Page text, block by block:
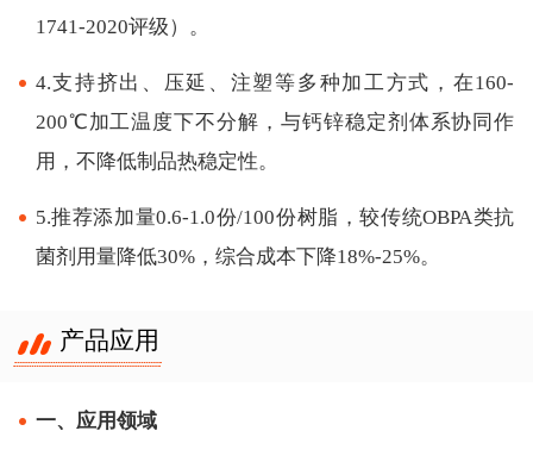
1741-2020评级）。
4.支持挤出、压延、注塑等多种加工方式，在160-
200℃加工温度下不分解，与钙锌稳定剂体系协同作
用，不降低制品热稳定性。
5.推荐添加量0.6-1.0份/100份树脂，较传统OBPA类抗
菌剂用量降低30%，综合成本下降18%-25%。
产品应用
一、应用领域